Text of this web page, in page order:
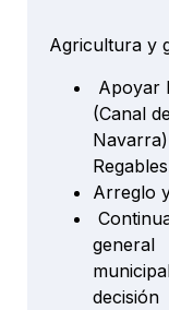
Agricultura y
Apoyar
(Canal
Arreglo
general
decisión